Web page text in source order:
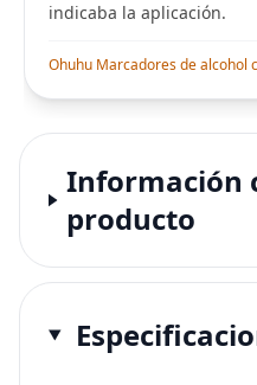
indicaba la aplicación.
Información
producto